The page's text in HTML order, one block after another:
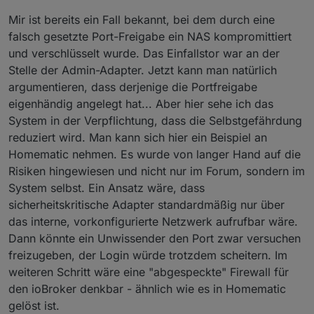
#
		location /socket.io/ {
			proxy_http_version 1.1;
proxy_set_header
proxy_set_header
proxy_pass http://
                location /node-red/ {
proxy_pass http://
		}
                location /node-red/admin {
return
301 http://
        proxy_cache off;
	proxy_cache_bypass $http_upgrade;
		location / {
if ($http_referer ~ "https://
rewrite ^/(.*) /
			}
if ($http_referer ~ "https://
rewrite ^/(.*) /
			}
if ($http_referer ~ "https://
rewrite ^/(.*) /
			}
rewrite ^/(.*) /
			}
Mir ist bereits ein Fall bekannt, bei dem durch eine
falsch gesetzte Port-Freigabe ein NAS kompromittiert
und verschlüsselt wurde. Das Einfallstor war an der
Stelle der Admin-Adapter. Jetzt kann man natürlich
argumentieren, dass derjenige die Portfreigabe
eigenhändig angelegt hat... Aber hier sehe ich das
System in der Verpflichtung, dass die Selbstgefährdung
reduziert wird. Man kann sich hier ein Beispiel an
Homematic nehmen. Es wurde von langer Hand auf die
Risiken hingewiesen und nicht nur im Forum, sondern im
System selbst. Ein Ansatz wäre, dass
sicherheitskritische Adapter standardmäßig nur über
das interne, vorkonfigurierte Netzwerk aufrufbar wäre.
Dann könnte ein Unwissender den Port zwar versuchen
freizugeben, der Login würde trotzdem scheitern. Im
weiteren Schritt wäre eine "abgespeckte" Firewall für
den ioBroker denkbar - ähnlich wie es in Homematic
gelöst ist.